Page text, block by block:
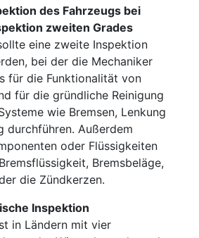
des Fahrzeugs bei
zweiten Grades
eine zweite Inspektion
bei der die Mechaniker
für die Funktionalität von
für die gründliche Reinigung
wie Bremsen, Lenkung
durchführen. Außerdem
oder Flüssigkeiten
Bremsbeläge,
die Zündkerzen.
Inspektion
in Ländern mit vier